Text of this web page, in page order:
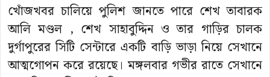
খোঁজখবর চালিয়ে পুলিশ জানতে পারে শেখ তাবারক
আলি মণ্ডল , শেখ সাহাবুদ্দিন ও তার গাড়ির চালক
দুর্গাপুরের সিটি সেন্টারে একটি বাড়ি ভাড়া নিয়ে সেখানে
আত্মগোপন করে রয়েছে। মঙ্গলবার গভীর রাতে সেখানে